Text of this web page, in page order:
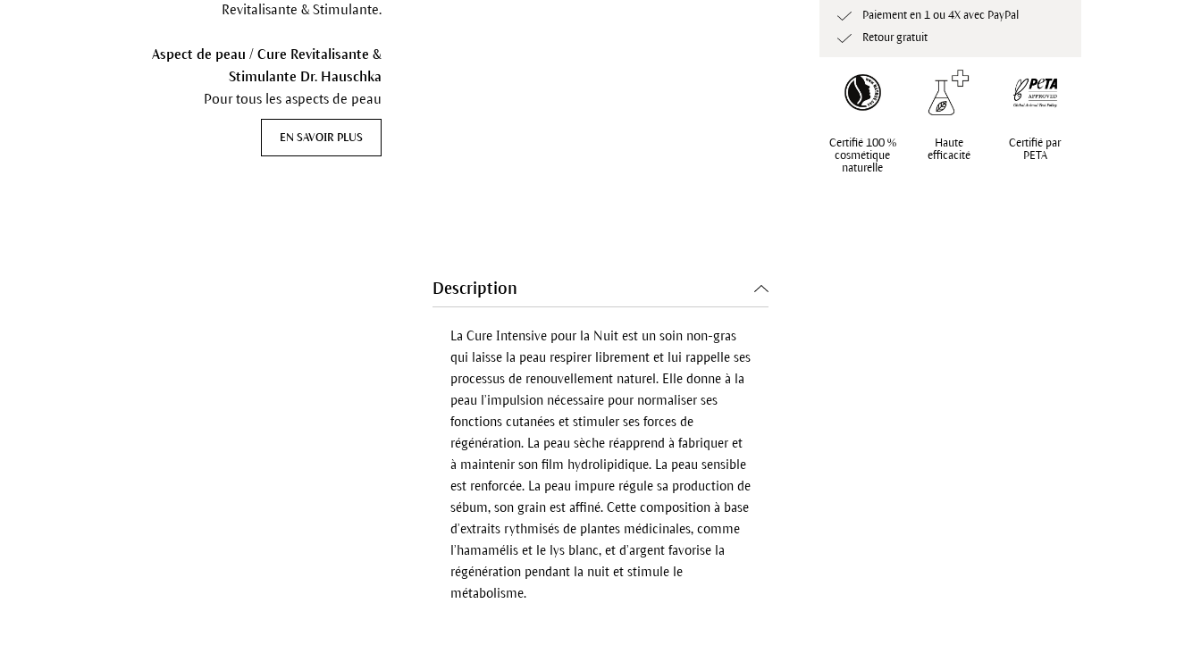
Revitalisante & Stimulante.
Aspect de peau / Cure Revitalisante &
Stimulante Dr. Hauschka
Pour tous les aspects de peau
EN SAVOIR PLUS
Paiement en 1 ou 4X avec PayPal
Retour gratuit
Certifié 100 %
cosmétique
naturelle
Haute
efficacité
Certifié par
PETA
Description
La Cure Intensive pour la Nuit est un soin non-gras
qui laisse la peau respirer librement et lui rappelle ses
processus de renouvellement naturel. Elle donne à la
peau l’impulsion nécessaire pour normaliser ses
fonctions cutanées et stimuler ses forces de
régénération. La peau sèche réapprend à fabriquer et
à maintenir son film hydrolipidique. La peau sensible
est renforcée. La peau impure régule sa production de
sébum, son grain est affiné. Cette composition à base
d’extraits rythmisés de plantes médicinales, comme
l’hamamélis et le lys blanc, et d’argent favorise la
régénération pendant la nuit et stimule le
métabolisme.